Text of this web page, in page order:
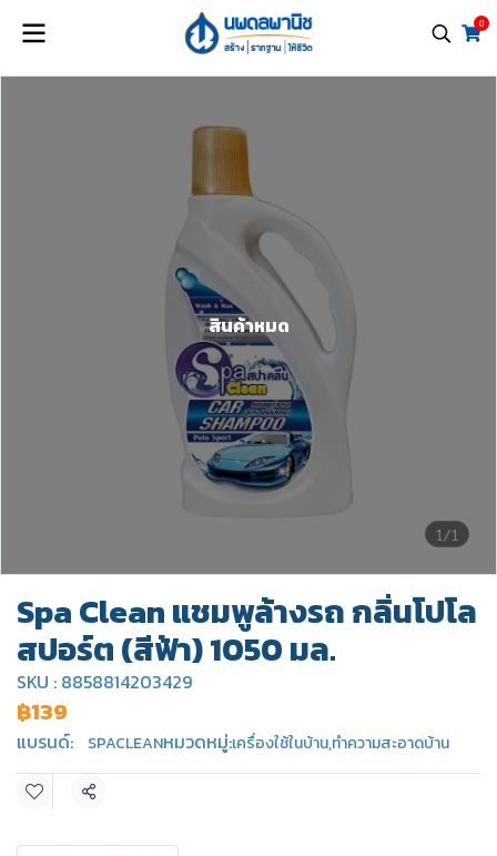
0
1/1
สินค้าหมด
Spa Clean แชมพูล้างรถ กลิ่นโปโล
สปอร์ต (สีฟ้า) 1050 มล.
SKU : 8858814203429
฿139
แบรนด์: SPACLEANหมวดหมู่:เครื่องใช้ในบ้าน,ทำความสะอาดบ้าน
แชร์